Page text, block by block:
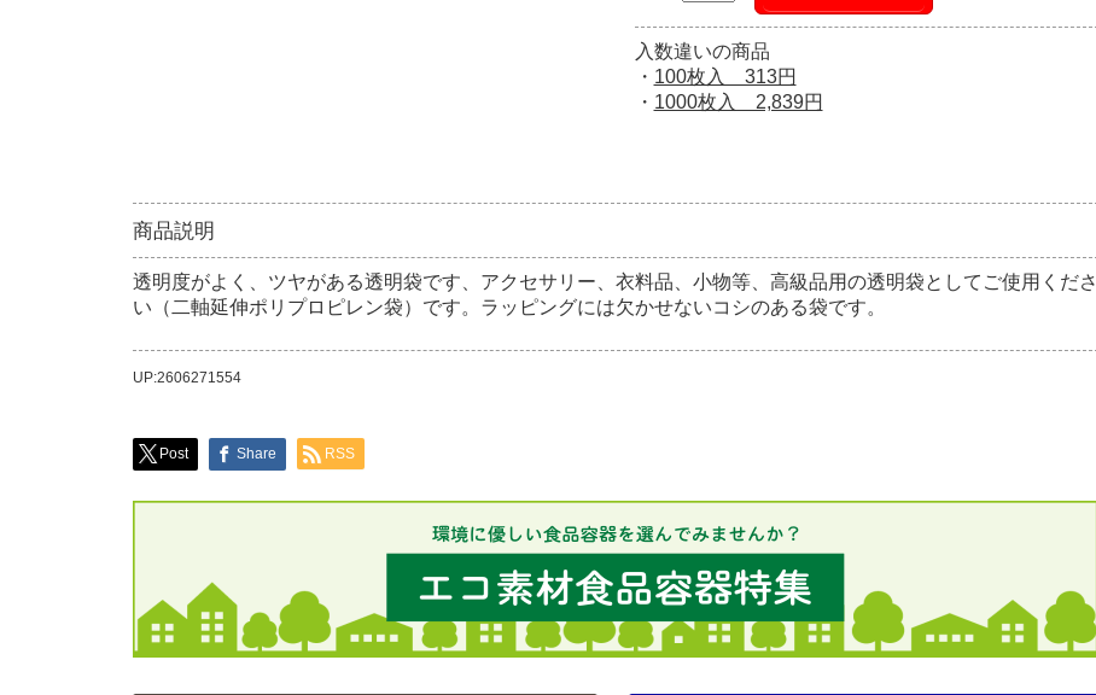
入数違いの商品
・ 100枚入 313円
・ 1000枚入 2,839円
商品説明
透明度がよく、ツヤがある透明袋です、アクセサリー、衣料品、小物等、高級品用の透明袋としてご使用くださ
い（二軸延伸ポリプロピレン袋）です。ラッピングには欠かせないコシのある袋です。
UP:2606271554
Post Share RSS